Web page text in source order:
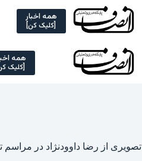
Skip
content
همه اخبار
[کلیک کن]
همه
[کلیک
تصویری از رضا داوودنژاد در